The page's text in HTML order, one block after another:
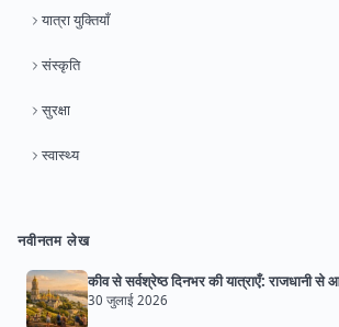
यात्रा युक्तियाँ
संस्कृति
सुरक्षा
स्वास्थ्य
नवीनतम लेख
कीव से सर्वश्रेष्ठ दिनभर की यात्राएँ: राजधानी
30 जुलाई 2026